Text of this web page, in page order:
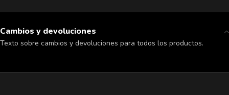
Cambios y devoluciones
Texto sobre cambios y devoluciones para todos los productos.